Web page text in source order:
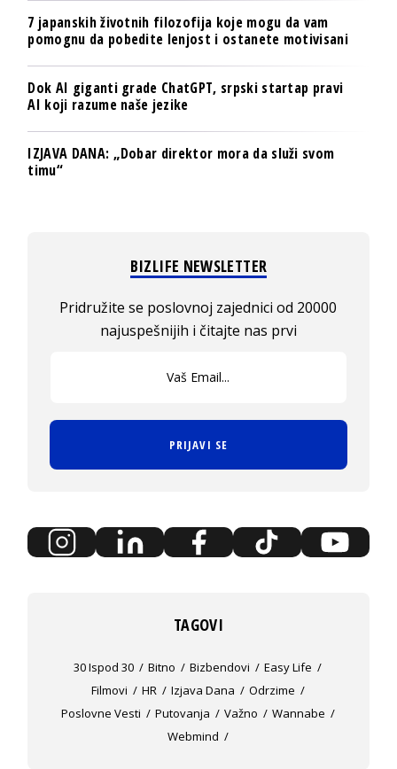
7 japanskih životnih filozofija koje mogu da vam
pomognu da pobedite lenjost i ostanete motivisani
Dok AI giganti grade ChatGPT, srpski startap pravi
AI koji razume naše jezike
IZJAVA DANA: „Dobar direktor mora da služi svom
timu“
BIZLIFE NEWSLETTER
Pridružite se poslovnoj zajednici od 20000
najuspešnijih i čitajte nas prvi
PRIJAVI SE
TAGOVI
30 Ispod 30 Bitno Bizbendovi
Easy Life
Filmovi
HR Izjava Dana
Odrzime
Poslovne Vesti
Putovanja Važno
Wannabe
Webmind